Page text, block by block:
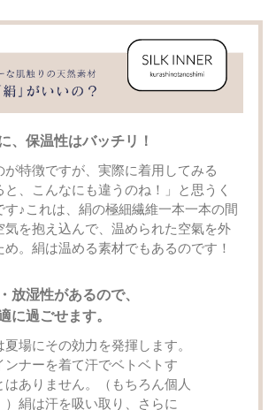
、保温性はバッチリ！
が特徴ですが、実際に着用してみる
と、こんなにも違うのね！」と思うく
す♪これは、絹の極細繊維一本一本の間
気を抱え込んで、温められた空氣を外
。絹は温める素材でもあるのです！
放湿性があるので、
に過ごせます。
場にその効力を発揮します。
ンナーを着て汗でベトベトす
はありません。（もちろん個人
）絹は汗を吸い取り、さらに